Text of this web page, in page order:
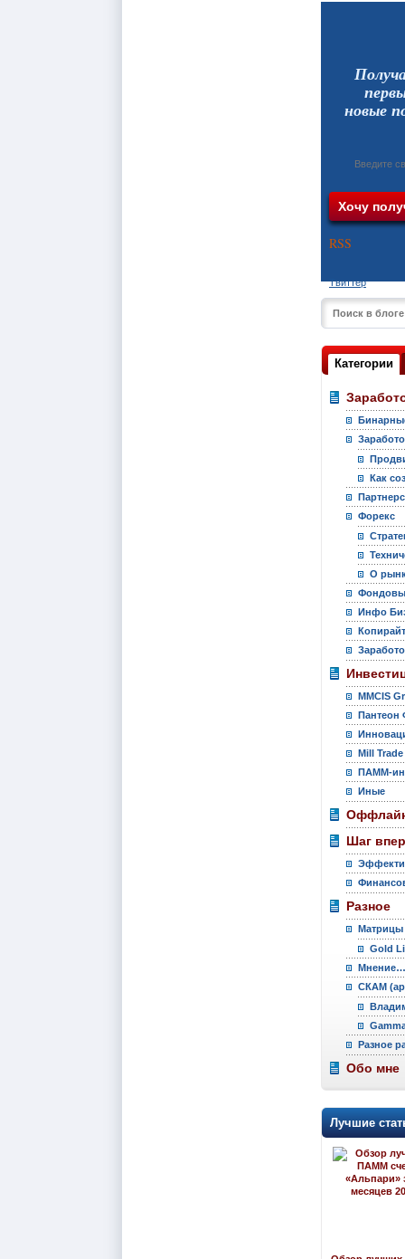
новые
RSS
Твиттер
Категории
Как
Форекс
О
Инфо
MMCIS
Пантеон
Mill Trade
ПАММ-
Иные
Шаг
Разное
Матрицы
Gold
Мнение…
СКАМ
Разное
Обо мне
Лучшие